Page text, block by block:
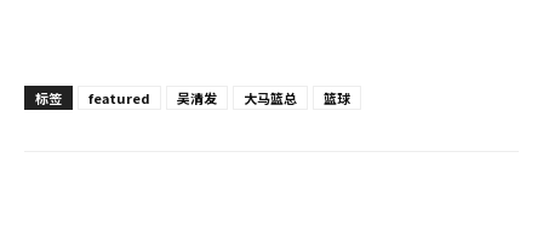
标签 featured 吴清发 大马篮总 篮球